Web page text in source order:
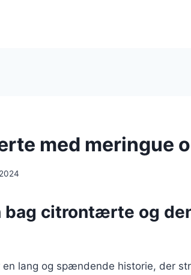
med meringue
bag citrontærte og
lang og spændende historie, der